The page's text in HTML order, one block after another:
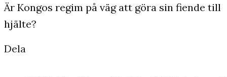
Är Kongos regim på väg att göra sin fiende till
hjälte?
Dela